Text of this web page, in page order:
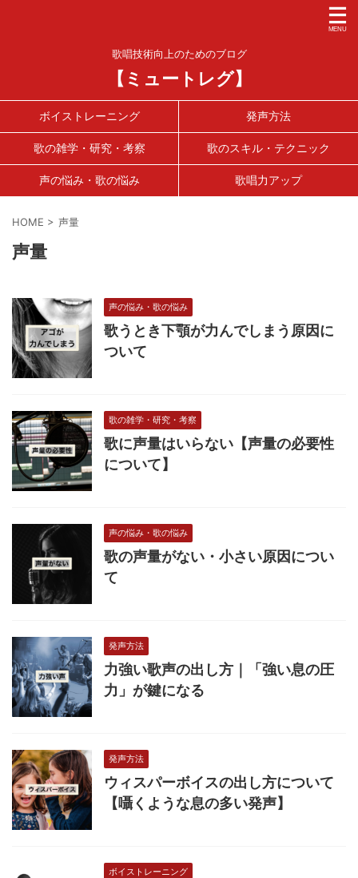
歌唱技術向上のためのブログ
【ミュートレグ】
ボイストレーニング 発声方法
歌の雑学・研究・考察 歌のスキル・テクニック
声の悩み・歌の悩み 歌唱力アップ
HOME > 声量
声量
声の悩み・歌の悩み
歌うとき下顎が力んでしまう原因に
ついて
歌の雑学・研究・考察
歌に声量はいらない【声量の必要性
について】
声の悩み・歌の悩み
歌の声量がない・小さい原因につい
て
発声方法
力強い歌声の出し方｜「強い息の圧
力」が鍵になる
発声方法
ウィスパーボイスの出し方について
【囁くような息の多い発声】
ボイストレーニング